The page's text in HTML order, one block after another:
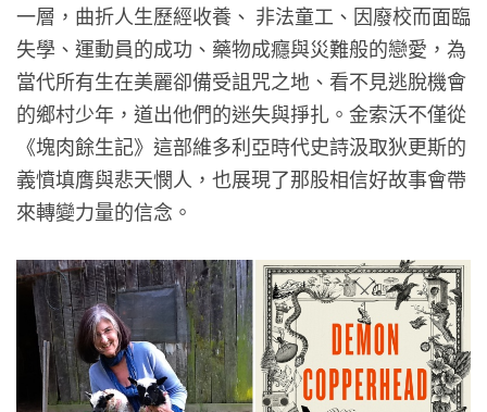
一層，曲折人生歷經收養、 非法童工、因廢校而面臨
失學、運動員的成功、藥物成癮與災難般的戀愛，為
當代所有生在美麗卻備受詛咒之地、看不見逃脫機會
的鄉村少年，道出他們的迷失與掙扎。金索沃不僅從
《塊肉餘生記》這部維多利亞時代史詩汲取狄更斯的
義憤填膺與悲天憫人，也展現了那股相信好故事會帶
來轉變力量的信念。